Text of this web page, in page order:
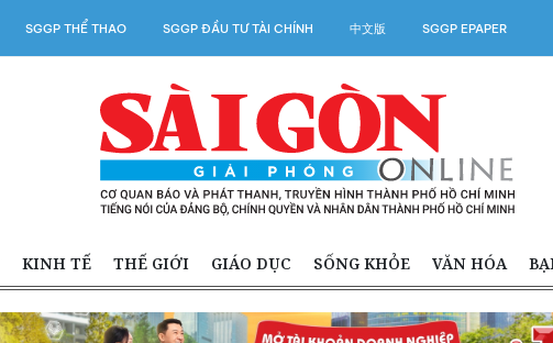
SGGP THỂ THAO SGGP ĐẦU TƯ TÀI CHÍNH 中文版 SGGP EPAPER
KINH TẾ THẾ GIỚI GIÁO DỤC SỐNG KHỎE VĂN HÓA